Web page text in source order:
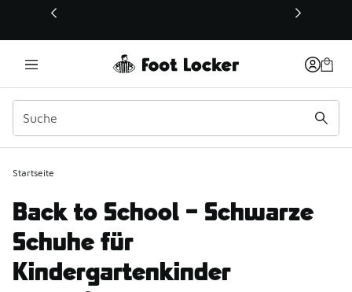
Dieser Link öffnet sich in einem neuen Fenster
Startseite
Back to School – Schwarze
Schuhe für
Kindergartenkinder